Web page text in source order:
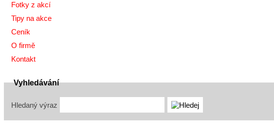
Fotky z akcí
Tipy na akce
Ceník
O firmě
Kontakt
Vyhledávání
Hledaný výraz